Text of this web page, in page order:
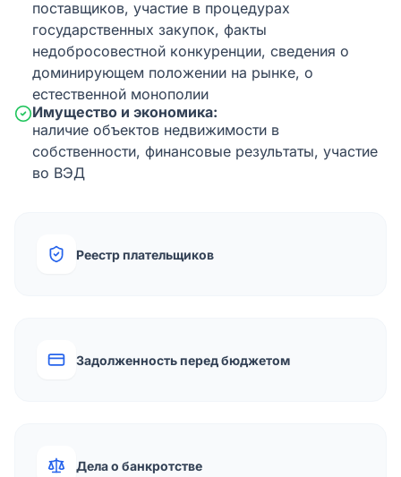
поставщиков, участие в процедурах
государственных закупок, факты
недобросовестной конкуренции, сведения о
доминирующем положении на рынке, о
естественной монополии
Имущество и экономика:
наличие объектов недвижимости в
собственности, финансовые результаты, участие
во ВЭД
Реестр плательщиков
Задолженность перед бюджетом
Дела о банкротстве